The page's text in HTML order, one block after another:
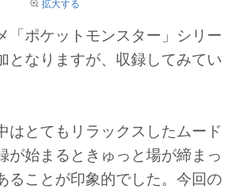
ポケットモンスター」シリー
となりますが、収録してみてい
はとてもリラックスしたムード
が始まるときゅっと場が締まっ
ることが印象的でした。今回の